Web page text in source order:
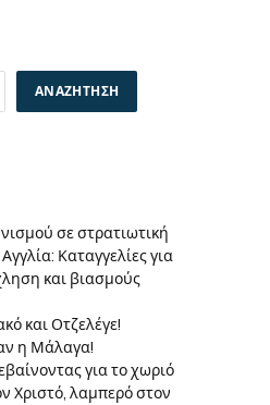
ΑΝΑΖΉΤΗΣΗ
σε στρατιωτική
Καταγγελίες για
και βιασμούς
και Οτζελέγε!
η Μάλαγα!
για το χωριό
Χριστό, λαμπερό στον